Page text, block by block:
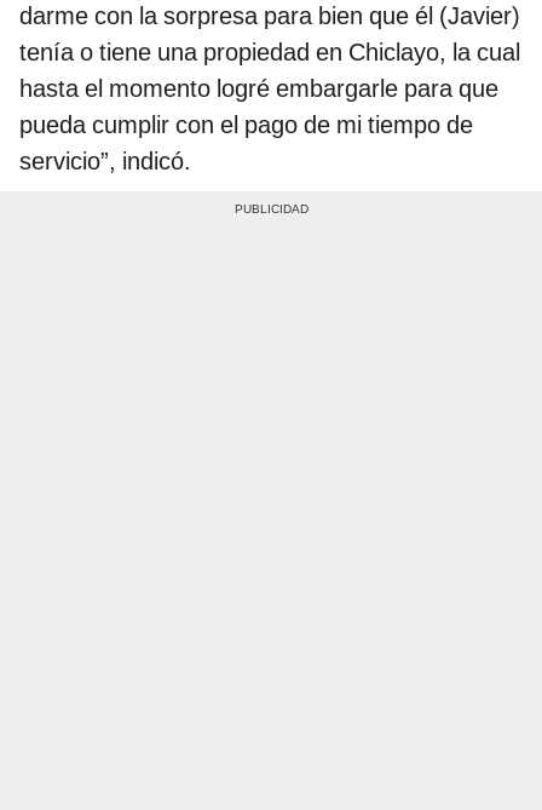
darme con la sorpresa para bien que él (Javier)
tenía o tiene una propiedad en Chiclayo, la cual
hasta el momento logré embargarle para que
pueda cumplir con el pago de mi tiempo de
servicio”, indicó.